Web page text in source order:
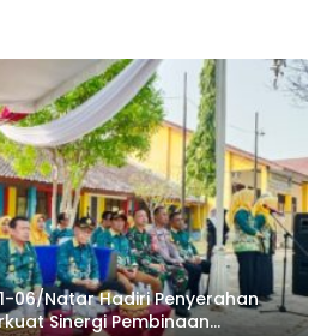
06/Natar Hadiri Penyerahan
Sinergi Pembinaan